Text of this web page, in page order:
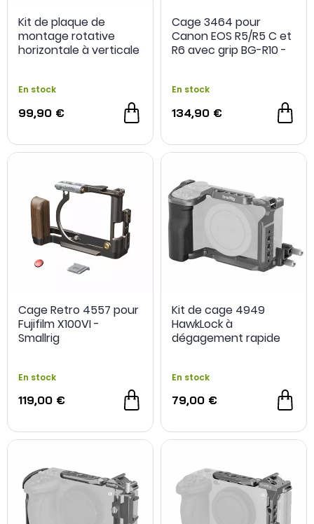
Kit de plaque de
montage rotative
horizontale à verticale
SmallRig
En stock
99,90 €
Cage 3464 pour
Canon EOS R5/R5 C et
R6 avec grip BG-R10 -
En stock
134,90 €
Cage Retro 4557 pour
Fujifilm X100VI -
Smallrig
En stock
119,00 €
Kit de cage 4949
HawkLock à
dégagement rapide
En stock
79,00 €